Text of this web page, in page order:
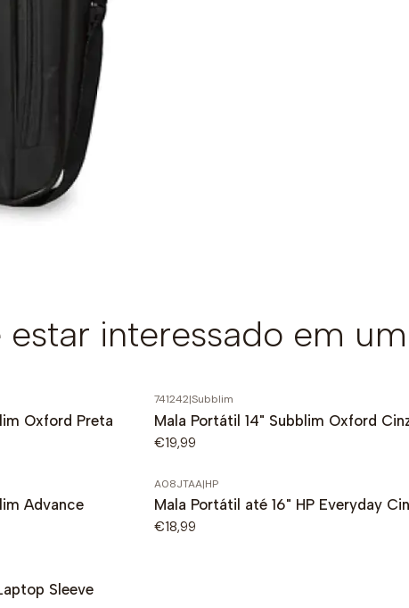
interessado em
Oxford Preta
741242|Subblim
Mala Portátil 14" Subblim Oxford
€19,99
Advance
A08JTAA|HP
Mala Portátil até 16" HP Everyday
€18,99
Sleeve